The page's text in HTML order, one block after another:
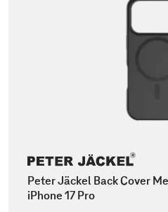
Peter Jäckel Back Cover
iPhone 17 Pro